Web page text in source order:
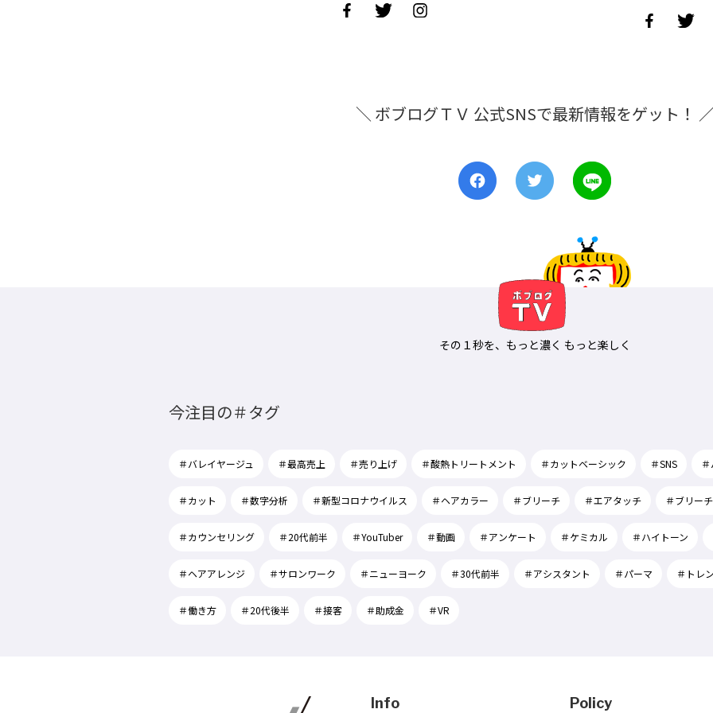
＼ ボブログＴＶ 公式SNSで最新情報をゲット！
その１秒を、もっと濃く もっと楽しく
今注目の＃タグ
＃バレイヤージュ ＃最高売上 ＃売り上げ ＃酸熱トリートメント ＃カットベーシック ＃SNS
＃カット ＃数字分析 ＃新型コロナウイルス ＃ヘアカラー ＃ブリーチ ＃エアタッチ ＃ブリー
＃カウンセリング ＃20代前半 ＃YouTuber ＃動画 ＃アンケート ＃ケミカル ＃ハイトーン
＃ヘアアレンジ ＃サロンワーク ＃ニューヨーク ＃30代前半 ＃アシスタント ＃パーマ ＃トレ
＃働き方 ＃20代後半 ＃接客 ＃助成金 ＃VR
Info Policy